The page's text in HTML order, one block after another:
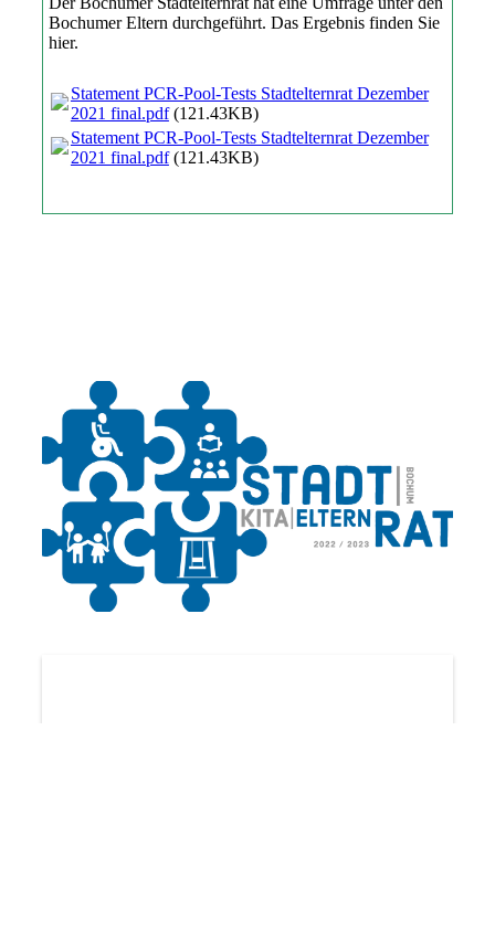
Bochumer Eltern durchgeführt. Das Ergebnis finden Sie
hier.
Statement PCR-Pool-Tests Stadtelternrat Dezember
2021 final.pdf(121.43KB)
Statement PCR-Pool-Tests Stadtelternrat Dezember
2021 final.pdf(121.43KB)